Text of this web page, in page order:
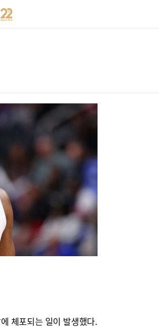
체포되는 일이 발생했다.